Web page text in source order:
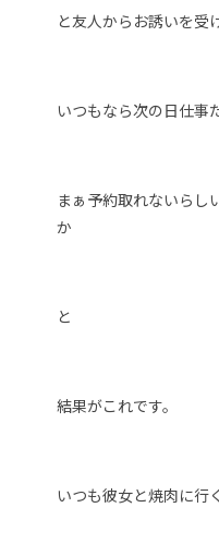
と友人からお誘いを受
いつもなら次の日仕事
まぁ予約取れないらし
か
と
結果がこれです。
いつも彼女と焼肉に行